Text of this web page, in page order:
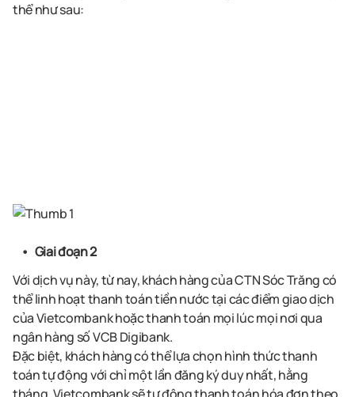
thể như sau:
Giai đoạn 2
Với dịch vụ này, từ nay, khách hàng của CTN Sóc Trăng có
thể linh hoạt thanh toán tiền nước tại các điểm giao dịch
của Vietcombank hoặc thanh toán mọi lúc mọi nơi qua
ngân hàng số VCB Digibank.
Đặc biệt, khách hàng có thể lựa chọn hình thức thanh
toán tự động với chỉ một lần đăng ký duy nhất, hằng